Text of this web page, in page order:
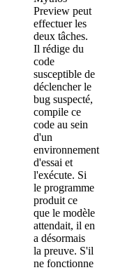
Preview peut
effectuer les
deux tâches.
Il rédige du
code
susceptible de
déclencher le
bug suspecté,
compile ce
code au sein
d'un
environnement
d'essai et
l'exécute. Si
le programme
produit ce
que le modèle
attendait, il en
a désormais
la preuve. S'il
ne fonctionne